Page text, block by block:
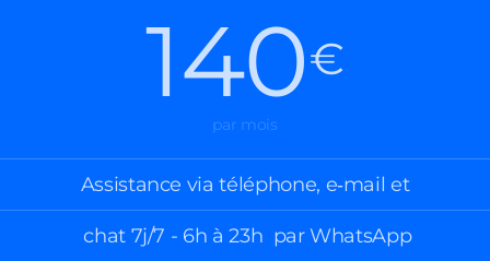
140€
par mois
Assistance via téléphone, e‑mail et
chat 7j/7 - 6h à 23h par WhatsApp